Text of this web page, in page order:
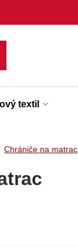
textil
Chrániče na matrac